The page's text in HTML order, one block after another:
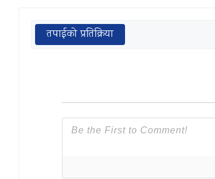
तपाईको प्रतिक्रिया